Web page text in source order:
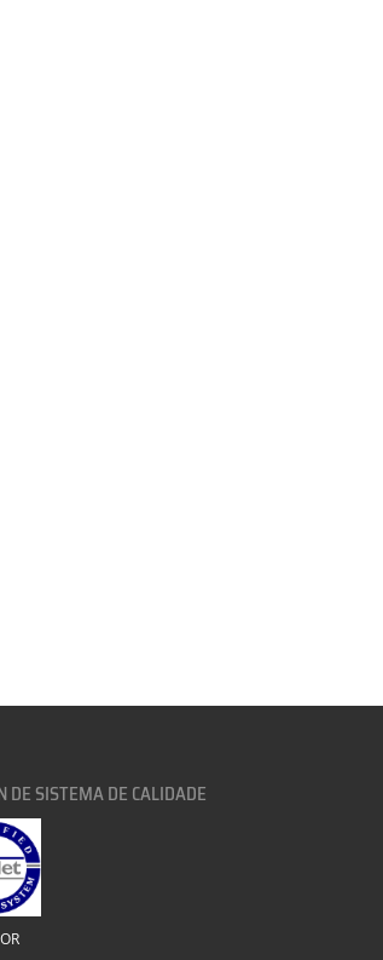
DE SISTEMA DE CALIDADE